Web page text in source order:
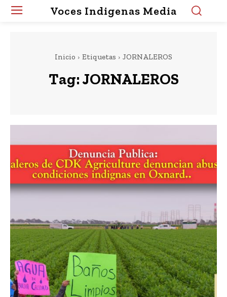
Voces Indigenas Media
Inicio Etiquetas JORNALEROS
Tag:JORNALEROS